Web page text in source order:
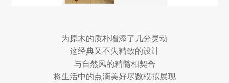
为原木的质朴增添了几分灵动
这经典又不失精致的设计
与自然风的精髓相契合
将生活中的点滴美好尽数模拟展现